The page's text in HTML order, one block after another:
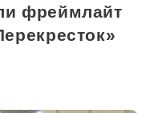
фреймлайт